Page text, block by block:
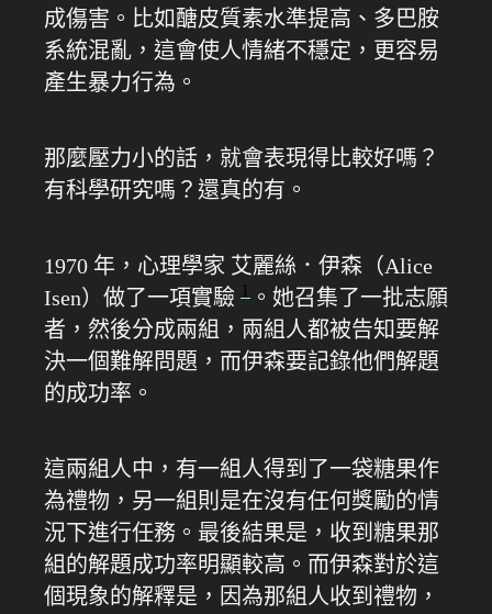
成傷害。比如醣皮質素水準提高、多巴胺
系統混亂，這會使人情緒不穩定，更容易
產生暴力行為。
那麼壓力小的話，就會表現得比較好嗎？
有科學研究嗎？還真的有。
1970 年，心理學家 艾麗絲．伊森（Alice
Isen）做了一項實驗 1 。她召集了一批志願
者，然後分成兩組，兩組人都被告知要解
決一個難解問題，而伊森要記錄他們解題
的成功率。
這兩組人中，有一組人得到了一袋糖果作
為禮物，另一組則是在沒有任何獎勵的情
況下進行任務。最後結果是，收到糖果那
組的解題成功率明顯較高。而伊森對於這
個現象的解釋是，因為那組人收到禮物，